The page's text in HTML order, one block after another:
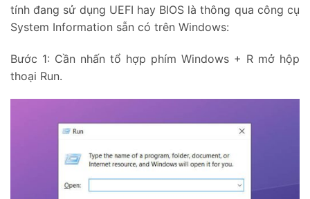
tính đang sử dụng UEFI hay BIOS là thông qua công cụ
System Information sẵn có trên Windows:
Bước 1: Cần nhấn tổ hợp phím Windows + R mở hộp
thoại Run.